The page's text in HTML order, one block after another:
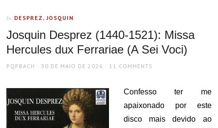
In DESPREZ, JOSQUIN
Josquin Desprez (1440-1521): Missa
Hercules dux Ferrariae (A Sei Voci)
AUTHOR
PQPBACH
POSTED
30 DE MAIO DE 2026 11 COMMENTS
Confesso ter me
apaixonado por este
disco mais devido ao